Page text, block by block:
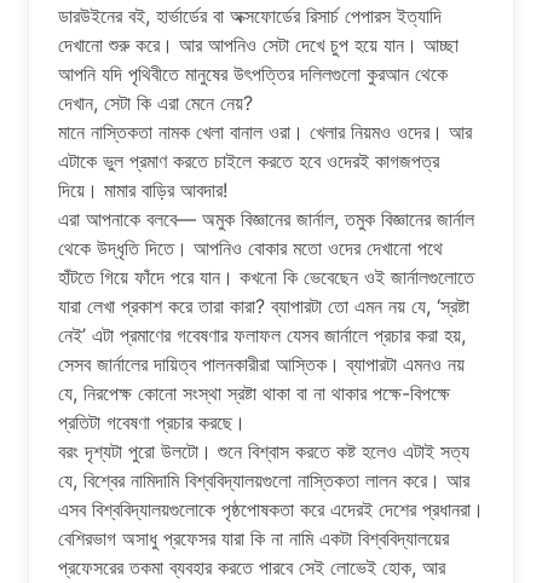
ডারউইনের বই, হার্ভার্ডের বা অক্সফোর্ডের রিসার্চ পেপারস ইত্যাদি
দেখানো শুরু করে। আর আপনিও সেটা দেখে চুপ হয়ে যান। আচ্ছা
আপনি যদি পৃথিবীতে মানুষের উৎপত্তির দলিলগুলো কুরআন থেকে
দেখান, সেটা কি এরা মেনে নেয়?
মানে নাস্তিকতা নামক খেলা বানাল ওরা। খেলার নিয়মও ওদের। আর
এটাকে ভুল প্রমাণ করতে চাইলে করতে হবে ওদেরই কাগজপত্র
দিয়ে। মামার বাড়ির আবদার!
এরা আপনাকে বলবে— অমুক বিজ্ঞানের জার্নাল, তমুক বিজ্ঞানের জার্নাল
থেকে উদ্ধৃতি দিতে। আপনিও বোকার মতো ওদের দেখানো পথে
হাঁটতে গিয়ে ফাঁদে পরে যান। কখনো কি ভেবেছেন ওই জার্নালগুলোতে
যারা লেখা প্রকাশ করে তারা কারা? ব্যাপারটা তো এমন নয় যে, ‘স্রষ্টা
নেই’ এটা প্রমাণের গবেষণার ফলাফল যেসব জার্নালে প্রচার করা হয়,
সেসব জার্নালের দায়িত্ব পালনকারীরা আস্তিক। ব্যাপারটা এমনও নয়
যে, নিরপেক্ষ কোনো সংস্থা স্রষ্টা থাকা বা না থাকার পক্ষে-বিপক্ষে
প্রতিটা গবেষণা প্রচার করছে।
বরং দৃশ্যটা পুরো উলটো। শুনে বিশ্বাস করতে কষ্ট হলেও এটাই সত্য
যে, বিশ্বের নামিদামি বিশ্ববিদ্যালয়গুলো নাস্তিকতা লালন করে। আর
এসব বিশ্ববিদ্যালয়গুলোকে পৃষ্ঠপোষকতা করে এদেরই দেশের প্রধানরা।
বেশিরভাগ অসাধু প্রফেসর যারা কি না নামি একটা বিশ্ববিদ্যালয়ের
প্রফেসরের তকমা ব্যবহার করতে পারবে সেই লোভেই হোক, আর